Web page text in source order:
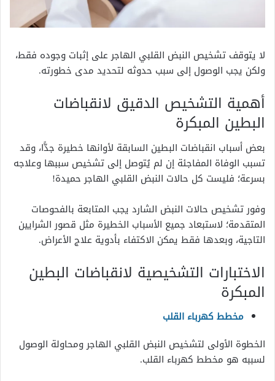
لا يتوقف تشخيص النبض القلبي الهاجر على إثبات وجوده فقط،
ولكن يجب الوصول إلى سبب حدوثه لتحديد مدى خطورته.
أهمية التشخيص الدقيق لانقباضات
البطين المبكرة
بعض أسباب انقباضات البطين السابقة لأوانها خطيرة جدًّا، وقد
تسبب الوفاة المفاجئة إن لم يُتوصل إلى تشخيص سببها وعلاجه
بسرعة؛ فليست كل حالات النبض القلبي الهاجر حميدة!
وفور تشخيص حالات النبض الشارد يجب المتابعة بالفحوصات
المتقدمة؛ لاستبعاد جميع الأسباب الخطيرة مثل قصور الشرايين
التاجية، وبعدها فقط يمكن الاكتفاء بأدوية علاج الأعراض.
الاختبارات التشخيصية لانقباضات البطين
المبكرة
مخطط كهرباء القلب
الخطوة الأولى لتشخيص النبض القلبي الهاجر ومحاولة الوصول
لسببه هو مخطط كهرباء القلب.